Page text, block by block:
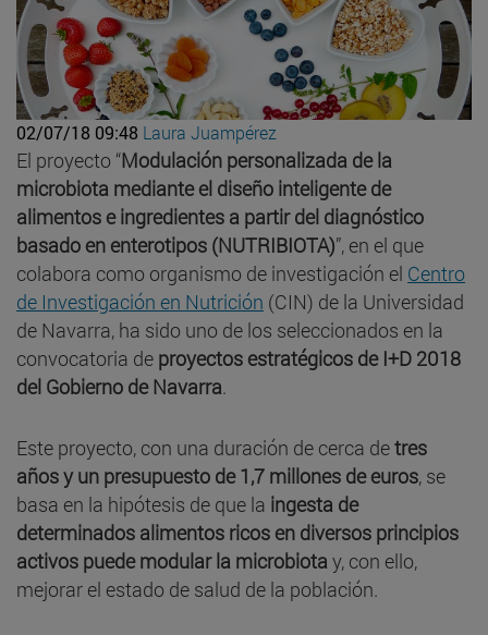
02/07/18 09:48 Laura Juampérez
El proyecto “Modulación personalizada de la
microbiota mediante el diseño inteligente de
alimentos e ingredientes a partir del diagnóstico
basado en enterotipos (NUTRIBIOTA)”, en el que
colabora como organismo de investigación el Centro
de Investigación en Nutrición (CIN) de la Universidad
de Navarra, ha sido uno de los seleccionados en la
convocatoria de proyectos estratégicos de I+D 2018
del Gobierno de Navarra.
Este proyecto, con una duración de cerca detres
años y un presupuesto de 1,7 millones de euros, se
basa en la hipótesis de que la ingesta de
determinados alimentos ricos en diversos principios
activos puede modular la microbiota y, con ello,
mejorar el estado de salud de la población.